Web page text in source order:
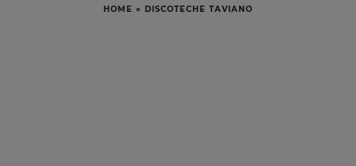
HOME » DISCOTECHE TAVIANO